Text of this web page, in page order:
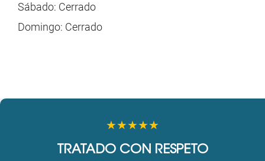
Sábado: Cerrado
Domingo: Cerrado
★★★★★
TRATADO CON RESPETO